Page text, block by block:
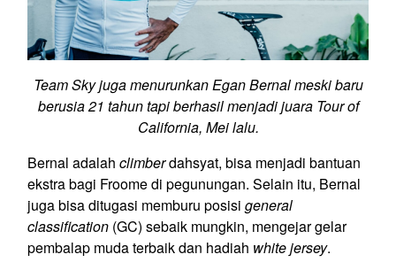
Team Sky juga menurunkan Egan Bernal meski baru
berusia 21 tahun tapi berhasil menjadi juara Tour of
California, Mei lalu.
Bernal adalah climberdahsyat, bisa menjadi bantuan
ekstra bagi Froome di pegunungan. Selain itu, Bernal
juga bisa ditugasi memburu posisi general
classification (GC) sebaik mungkin, mengejar gelar
pembalap muda terbaik dan hadiah white jersey.